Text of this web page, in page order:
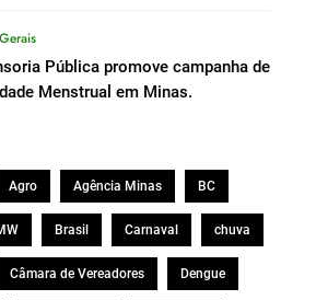
Pública promove campanha de
Menstrual em Minas.
Agro Agência Minas BC
Brasil Carnaval chuva
Câmara de Vereadores Dengue